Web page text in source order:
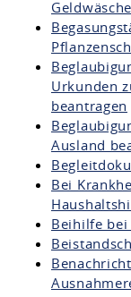
Urkunden
beantragen
Ausland
Bei
Beihilfe bei